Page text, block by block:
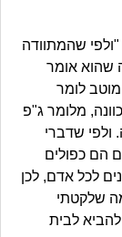
שהמתוודה
שהוא אומר
לומר
מלומר ג"פ
ולפי שדברי
הם כפולים
לכל אדם, לכן
שלקטתי
לבית